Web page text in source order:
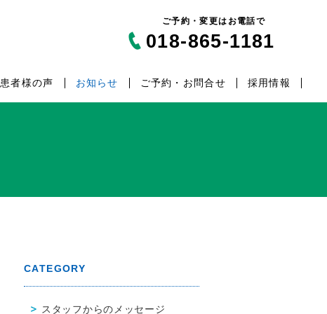
ご予約・変更はお電話で
018-865-1181
患者様の声 お知らせ ご予約・お問合せ 採用情報
CATEGORY
スタッフからのメッセージ